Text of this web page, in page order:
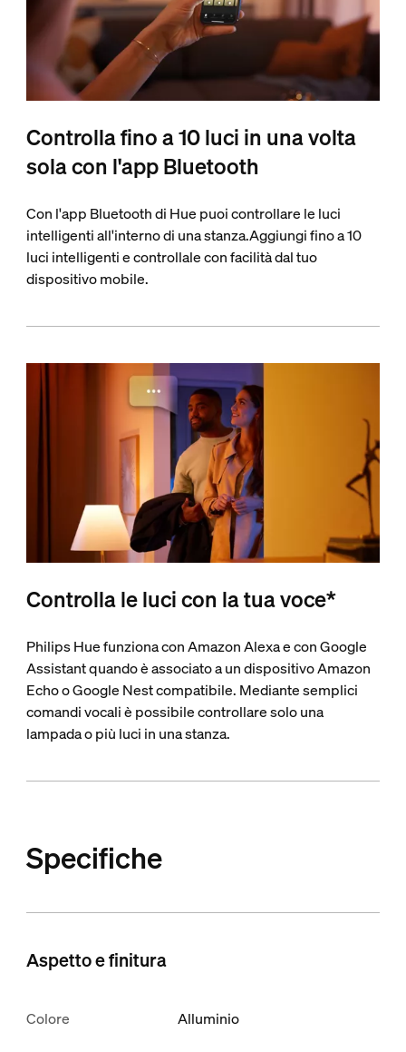
Controlla fino a 10 luci in una volta
sola con l'app Bluetooth
Con l'app Bluetooth di Hue puoi controllare le luci
intelligenti all'interno di una stanza.Aggiungi fino a 10
luci intelligenti e controllale con facilità dal tuo
dispositivo mobile.
Controlla le luci con la tua voce*
Philips Hue funziona con Amazon Alexa e con Google
Assistant quando è associato a un dispositivo Amazon
Echo o Google Nest compatibile. Mediante semplici
comandi vocali è possibile controllare solo una
lampada o più luci in una stanza.
Specifiche
Aspetto e finitura
Colore Alluminio